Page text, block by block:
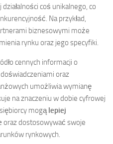
coś unikalnego, co
Na przykład,
biznesowymi może
rynku oraz jego specyfiki.
cennych informacji o
oraz
umożliwia wymianę
na znaczeniu w dobie cyfrowej
mogąlepiej
oraz dostosowywać swoje
rynkowych.